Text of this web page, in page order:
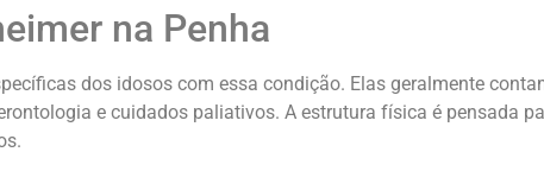
na Penha
dos idosos com essa condição. Elas geralmente
e cuidados paliativos. A estrutura física é pensada